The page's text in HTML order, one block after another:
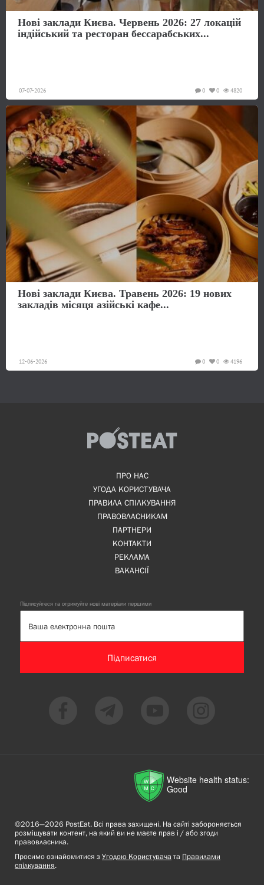
Нові заклади Києва. Червень 2026: 27 локацій
індійський та ресторан бессарабських...
07-07-2026 4820
0
0
Нові заклади Києва. Травень 2026: 19 нових
закладів місяця азійські кафе...
12-06-2026 4196
0
0
ПРО НАС
УГОДА КОРИСТУВАЧА
ПРАВИЛА СПІЛКУВАННЯ
ПРАВОВЛАСНИКАМ
ПАРТНЕРИ
КОНТАКТИ
РЕКЛАМА
ВАКАНСІЇ
Підписуйтеся та отримуйте нові матеріали першими
Підписатися
Website health status:
Good
©2016—2026 PostEat. Всі права захищені. На сайті забороняється
розміщувати контент, на який ви не маєте прав і / або згоди
правовласника.
Просимо ознайомитися з Угодою Користувача та Правилами
спілкування.